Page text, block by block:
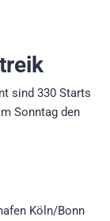
sind 330 Starts
Sonntag den
Köln/Bonn